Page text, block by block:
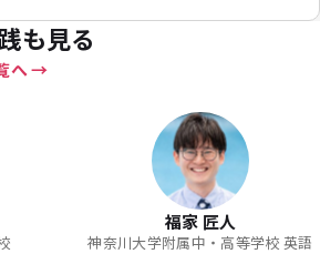
も見る
へ
福家 匠人
神奈川大学附属中・高等学校 英語